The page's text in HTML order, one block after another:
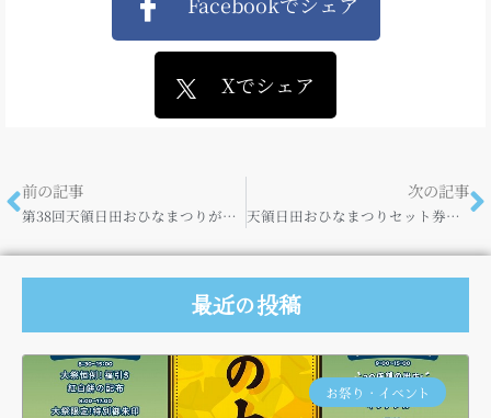
Xでシェア
前の記事
第38回天領日田おひなまつりが始まります♪
次の記事
天領日田おひなまつりセット券 発売中！
最近の投稿
お祭り・イベント